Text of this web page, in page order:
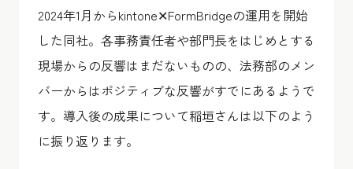
2024年1月からkintone✕FormBridgeの運用を開始
した同社。各事務責任者や部門長をはじめとする
現場からの反響はまだないものの、法務部のメン
バーからはポジティブな反響がすでにあるようで
す。導入後の成果について稲垣さんは以下のよう
に振り返ります。